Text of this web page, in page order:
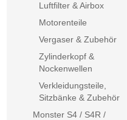
Luftfilter & Airbox
Motorenteile
Vergaser & Zubehör
Zylinderkopf &
Nockenwellen
Verkleidungsteile,
Sitzbänke & Zubehör
Monster S4 / S4R /